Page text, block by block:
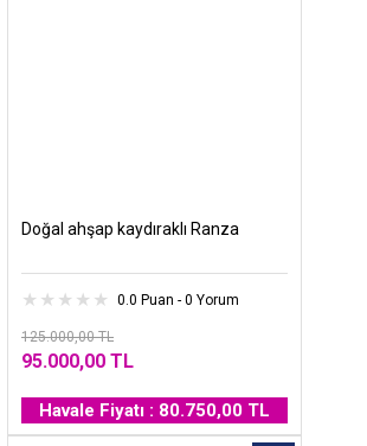
Doğal ahşap kaydıraklı Ranza
0.0 Puan - 0 Yorum
125.000,00 TL
95.000,00 TL
Havale Fiyatı : 80.750,00 TL